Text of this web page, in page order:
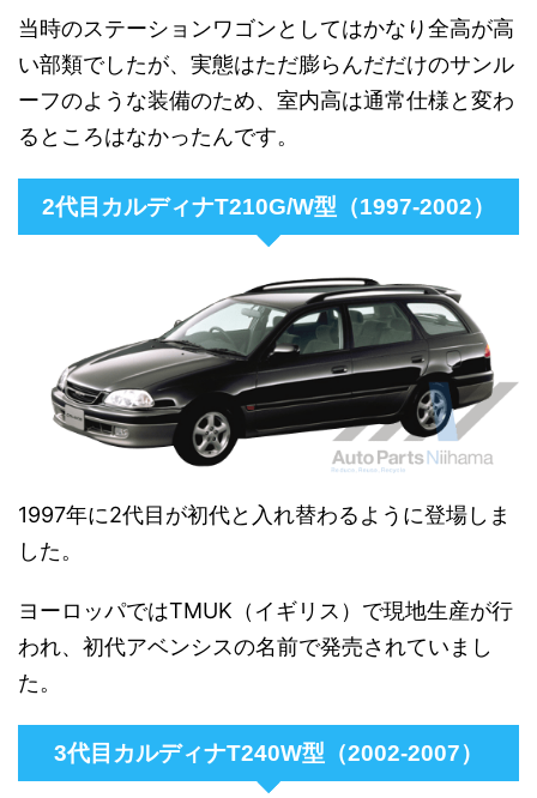
当時のステーションワゴンとしてはかなり全高が高
い部類でしたが、実態はただ膨らんだだけのサンル
ーフのような装備のため、室内高は通常仕様と変わ
るところはなかったんです。
2代目カルディナT210G/W型（1997-2002）
1997年に2代目が初代と入れ替わるように登場しま
した。
ヨーロッパではTMUK（イギリス）で現地生産が行
われ、初代アベンシスの名前で発売されていまし
た。
3代目カルディナT240W型（2002-2007）